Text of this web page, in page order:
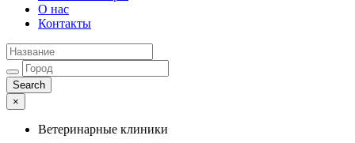
О нас
Контакты
×
Ветеринарные клиники